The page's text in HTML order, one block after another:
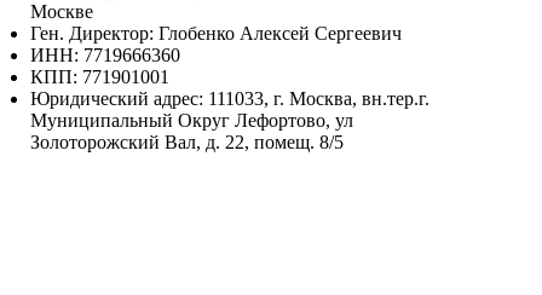
Москве
Ген. Директор: Глобенко Алексей Сергеевич
ИНН: 7719666360
КПП: 771901001
Юридический адрес: 111033, г. Москва, вн.тер.г.
Муниципальный Округ Лефортово, ул
Золоторожский Вал, д. 22, помещ. 8/5